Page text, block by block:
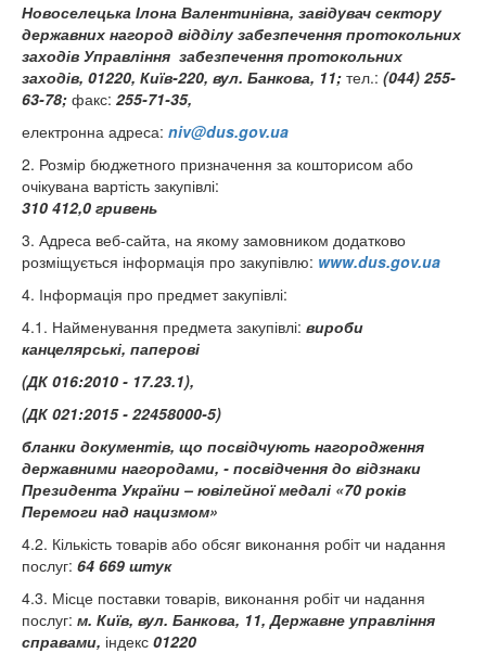
Новоселецька Ілона Валентинівна, завідувач сектору
державних нагород відділу забезпечення протокольних
заходів Управління забезпечення протокольних
заходів, 01220, Київ-220, вул. Банкова, 11; тел.: (044) 255-
63-78; факс: 255-71-35,
електронна адреса: niv@dus.gov.ua
2. Розмір бюджетного призначення за кошторисом або
очікувана вартість закупівлі:
310 412,0 гривень
3. Адреса веб-сайта, на якому замовником додатково
розміщується інформація про закупівлю: www.dus.gov.ua
4. Інформація про предмет закупівлі:
4.1. Найменування предмета закупівлі: вироби
канцелярські, паперові
(ДК 016:2010 - 17.23.1),
(ДК 021:2015 - 22458000-5)
бланки документів, що посвідчують нагородження
державними нагородами, - посвідчення до відзнаки
Президента України – ювілейної медалі «70 років
Перемоги над нацизмом»
4.2. Кількість товарів або обсяг виконання робіт чи надання
послуг: 64 669 штук
4.3. Місце поставки товарів, виконання робіт чи надання
послуг: м. Київ, вул. Банкова, 11, Державне управління
справами, індекс 01220